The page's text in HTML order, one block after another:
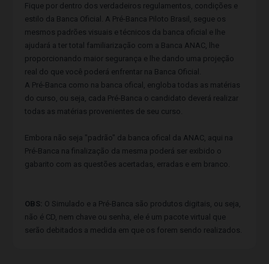
Fique por dentro dos verdadeiros regulamentos, condições e
estilo da Banca Oficial. A Pré-Banca Piloto Brasil, segue os
mesmos padrões visuais e técnicos da banca oficial e lhe
ajudará a ter total familiarização com a Banca ANAC, lhe
proporcionando maior segurança e lhe dando uma projeção
real do que você poderá enfrentar na Banca Oficial.
A Pré-Banca como na banca ofical, engloba todas as matérias
do curso, ou seja, cada Pré-Banca o candidato deverá realizar
todas as matérias provenientes de seu curso.
Embora não seja "padrão" da banca ofical da ANAC, aqui na
Pré-Banca na finalização da mesma poderá ser exibido o
gabarito com as questões acertadas, erradas e em branco.
OBS: O Simulado e a Pré-Banca são produtos digitais, ou seja,
não é CD, nem chave ou senha, ele é um pacote virtual que
serão debitados a medida em que os forem sendo realizados.